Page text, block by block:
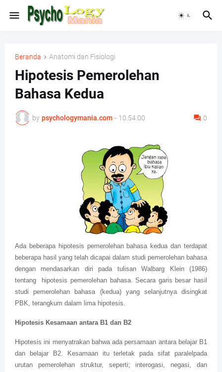
Beranda Anatomi dan Fisiologi
Hipotesis Pemerolehan
Bahasa Kedua
by psychologymania.com - 10.54.00 0
Ada beberapa hipotesis pemerolehan bahasa kedua dan terdapat
beberapa hasil yang telah dicapai dalam studi pemerolehan bahasa
dengan mendasarkan diri pada tulisan Walbarg Klein (1986)
tentang
hipotesis pemerolehan bahasa. Secara garis besar hasil
studi pemerolehan bahasa (kedua) yang selanjutnya disingkat
PBK, terangkum dalam lima hipotesis.
Hipotesis Kesamaan antara B1 dan B2
Hipotesis ini menyatrakan bahwa ada persamaan antara belajar B1
dan belajar B2. Kesamaan itu terletak pada sifat paralelpada
urutan pemerolehan struktur, seperti; interogasi, negasi, dan